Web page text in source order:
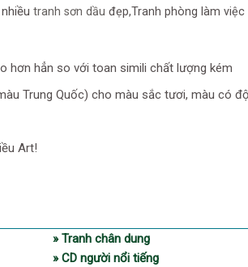
tranh sơn dầu đẹp,Tranh phòng làm
hơn hẳn so với toan simili chất lượng kém
Trung Quốc) cho màu sắc tươi, màu có
Art!
» Tranh chân dung
» CD người nổi tiếng